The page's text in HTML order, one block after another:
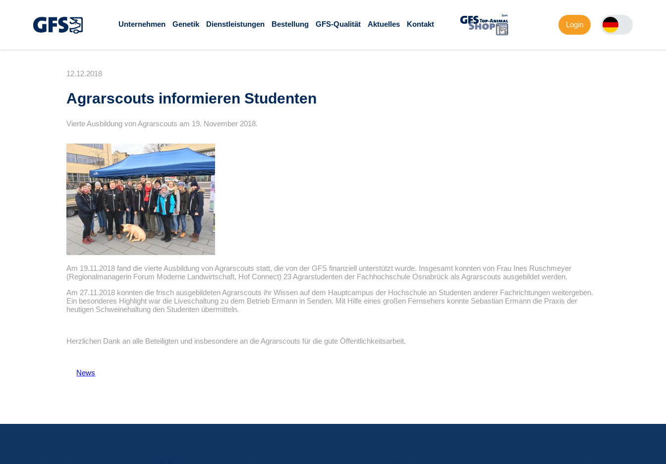
Unternehmen Genetik Dienstleistungen Bestellung GFS-Qualität Aktuelles Kontakt Login
12.12.2018
Agrarscouts informieren Studenten
Vierte Ausbildung von Agrarscouts am 19. November 2018.
Am 19.11.2018 fand die vierte Ausbildung von Agrarscouts statt, die von der GFS finanziell unterstützt wurde. Insgesamt konnten von Frau Ines Ruschmeyer
(Regionalmanagerin Forum Moderne Landwirtschaft, Hof Connect) 23 Agrarstudenten der Fachhochschule Osnabrück als Agrarscouts ausgebildet werden.
Am 27.11.2018 konnten die frisch ausgebildeten Agrarscouts ihr Wissen auf dem Hauptcampus der Hochschule an Studenten anderer Fachrichtungen weitergeben.
Ein besonderes Highlight war die Liveschaltung zu dem Betrieb Ermann in Senden. Mit Hilfe eines großen Fernsehers konnte Sebastian Ermann die Praxis der
heutigen Schweinehaltung den Studenten übermitteln.
Herzlichen Dank an alle Beteiligten und insbesondere an die Agrarscouts für die gute Öffentlichkeitsarbeit.
News